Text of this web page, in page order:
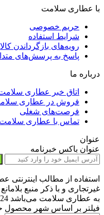
با عطاری سلامت
حریم خصوصی
شرایط استفاده
رویه‌های بازگرداندن کالا
پاسخ به پرسش‌های
درباره ما
اتاق خبر عطاری
فروش در عطاری
فرصت‌های شغلی
تماس با عطاری سلامت
عنوان
عنوان باکس خبرنامه
استفاده از مطالب
غیرتجاری و با ذکر منبع
به عطاری سلامت می‌باشد
فیلتر بر اساس شهر محصول